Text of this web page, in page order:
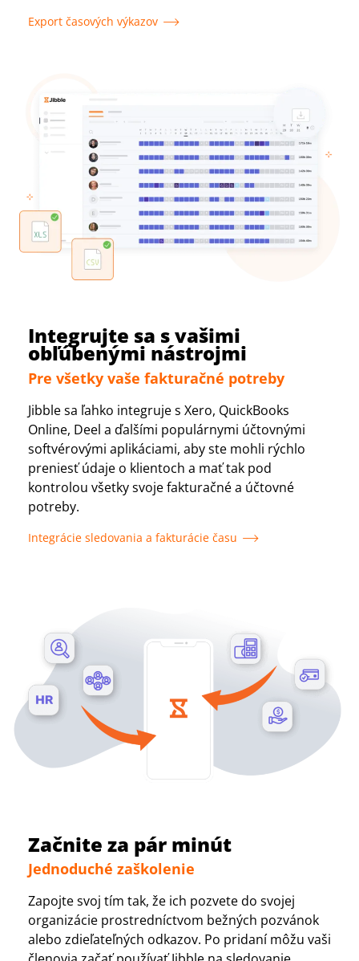
Export časových výkazov
Integrujte sa s vašimi
obľúbenými nástrojmi
Pre všetky vaše fakturačné potreby
Jibble sa ľahko integruje s Xero, QuickBooks
Online, Deel a ďalšími populárnymi účtovnými
softvérovými aplikáciami, aby ste mohli rýchlo
preniesť údaje o klientoch a mať tak pod
kontrolou všetky svoje fakturačné a účtovné
potreby.
Integrácie sledovania a fakturácie času
Začnite za pár minút
Jednoduché zaškolenie
Zapojte svoj tím tak, že ich pozvete do svojej
organizácie prostredníctvom bežných pozvánok
alebo zdieľateľných odkazov. Po pridaní môžu vaši